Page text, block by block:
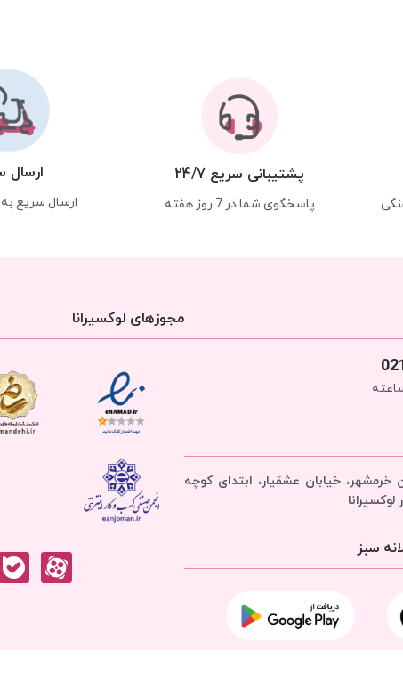
پشتیبانی سریع 24/7
پاسخگوی شما در 7 روز هفته
ارسال
ارسال سریع به
خرمشهر، خیابان عشقیار، ابتدای کوچه
لوکسیرانا
سبز
مجوزهای لوکسیرانا